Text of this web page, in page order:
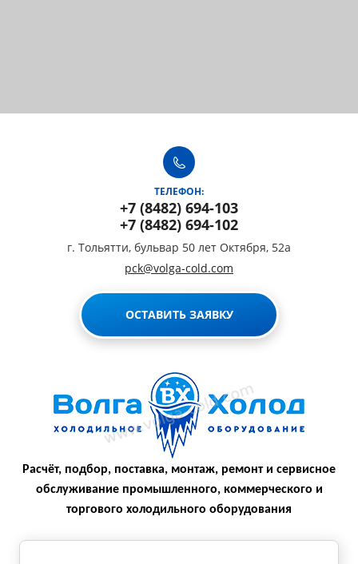
Расчёт, подбор, поставка, монтаж, ремонт и сервисное
обслуживание промышленного, коммерческого и
торгового холодильного оборудования
ТЕЛЕФОН:
+7 (8482) 694-103
+7 (8482) 694-102
г. Тольятти, бульвар 50 лет Октября, 52а
pck@volga-cold.com
ОСТАВИТЬ ЗАЯВКУ